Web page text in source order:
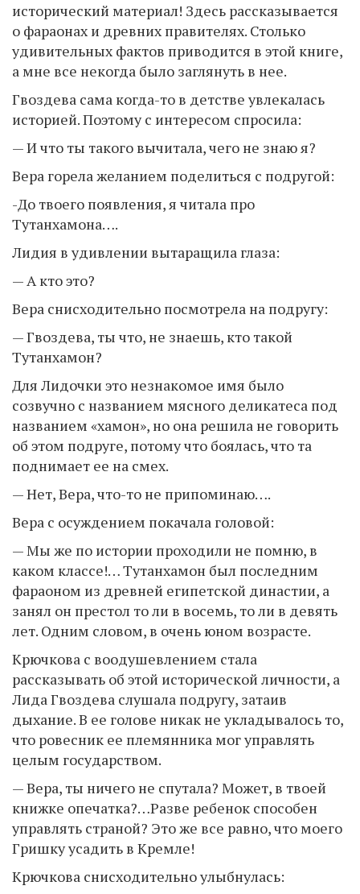
исторический материал! Здесь рассказывается
о фараонах и древних правителях. Столько
удивительных фактов приводится в этой книге,
а мне все некогда было заглянуть в нее.
Гвоздева сама когда-то в детстве увлекалась
историей. Поэтому с интересом спросила:
— И что ты такого вычитала, чего не знаю я?
Вера горела желанием поделиться с подругой:
-До твоего появления, я читала про
Тутанхамона….
Лидия в удивлении вытаращила глаза:
— А кто это?
Вера снисходительно посмотрела на подругу:
— Гвоздева, ты что, не знаешь, кто такой
Тутанхамон?
Для Лидочки это незнакомое имя было
созвучно с названием мясного деликатеса под
названием «хамон», но она решила не говорить
об этом подруге, потому что боялась, что та
поднимает ее на смех.
— Нет, Вера, что-то не припоминаю….
Вера с осуждением покачала головой:
— Мы же по истории проходили не помню, в
каком классе!… Тутанхамон был последним
фараоном из древней египетской династии, а
занял он престол то ли в восемь, то ли в девять
лет. Одним словом, в очень юном возрасте.
Крючкова с воодушевлением стала
рассказывать об этой исторической личности, а
Лида Гвоздева слушала подругу, затаив
дыхание. В ее голове никак не укладывалось то,
что ровесник ее племянника мог управлять
целым государством.
— Вера, ты ничего не спутала? Может, в твоей
книжке опечатка?…Разве ребенок способен
управлять страной? Это же все равно, что моего
Гришку усадить в Кремле!
Крючкова снисходительно улыбнулась: